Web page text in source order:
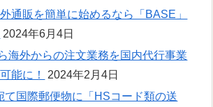
通販を簡単に始めるなら「BASE」
2024年6月4日
海外からの注文業務を国内代行事業
能に！
2024年2月4日
て国際郵便物に「HSコード類の送